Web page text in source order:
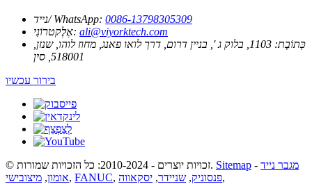
נייד/ WhatsApp: 0086-13798305309
אֶלֶקטרוֹנִי: ali@viyorktech.com
כְּתוֹבֶת:
1103, בלוק ג ', בניין דרום, דרך לואו פאנג, מחוז לוהו, שנזן,
518001, סין
בירור עכשיו
© זכויות יוצרים - 2010-2024: כל הזכויות שמורות. Sitemap - מגבר נייד
אומון, מיצובישי , FANUC, פנסוניק, שניידר, יסקאווה ,